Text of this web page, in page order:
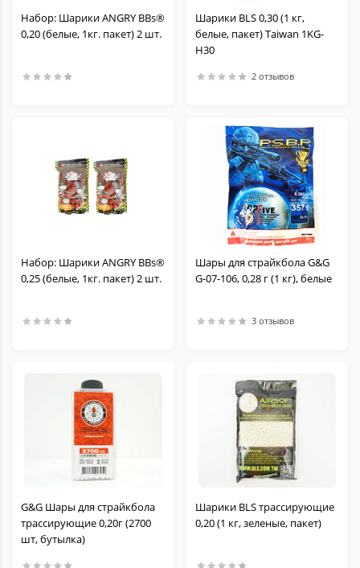
Набор: Шарики ANGRY BBs®
0,20 (белые, 1кг. пакет) 2 шт.
Шарики BLS 0,30 (1 кг,
белые, пакет) Taiwan 1KG-
H30
2 отзывов
Набор: Шарики ANGRY BBs®
0,25 (белые, 1кг. пакет) 2 шт.
Шары для страйкбола G&G
G-07-106, 0,28 г (1 кг), белые
3 отзывов
G&G Шары для страйкбола
трассирующие 0,20г (2700
шт, бутылка)
Шарики BLS трассирующие
0,20 (1 кг, зеленые, пакет)